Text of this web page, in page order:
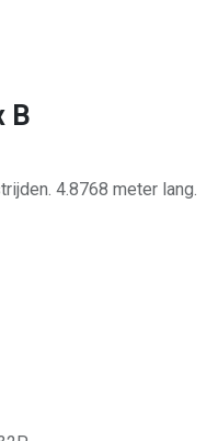
B
4.8768 meter lang.